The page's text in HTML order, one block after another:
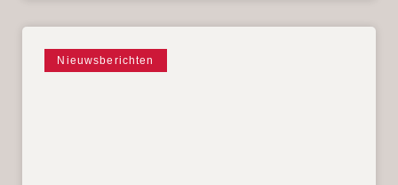
Nieuwsberichten